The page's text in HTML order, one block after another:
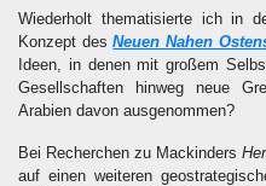
Wiederholt thematisierte ich in
Konzept desNeuen Nahen
Ideen, in denen mit großem
Gesellschaften hinweg neue
Arabien davon ausgenommen?
Bei Recherchen zu Mackinders
auf einen weiteren